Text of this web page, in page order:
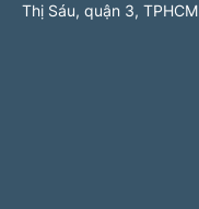
Thị Sáu, quận 3, TPHCM